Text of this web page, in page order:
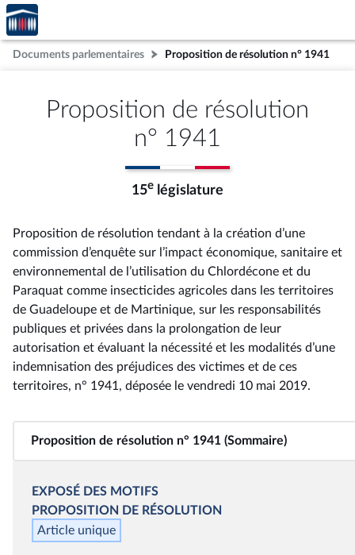
Aller au contenu
Aller en bas de la page
Accèder
à la
page
d'accueil
Documents parlementaires Proposition de résolution n° 1941
Proposition de résolution
n° 1941
15e législature
Proposition de résolution tendant à la création d’une
commission d’enquête sur l’impact économique, sanitaire et
environnemental de l’utilisation du Chlordécone et du
Paraquat comme insecticides agricoles dans les territoires
de Guadeloupe et de Martinique, sur les responsabilités
publiques et privées dans la prolongation de leur
autorisation et évaluant la nécessité et les modalités d’une
indemnisation des préjudices des victimes et de ces
territoires, n° 1941 , déposée le vendredi 10 mai 2019.
Proposition de résolution n° 1941 (Sommaire)
EXPOSÉ DES MOTIFS
PROPOSITION DE RÉSOLUTION
Article unique